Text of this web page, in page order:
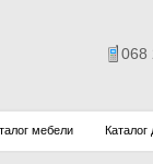
068
мебели Каталог